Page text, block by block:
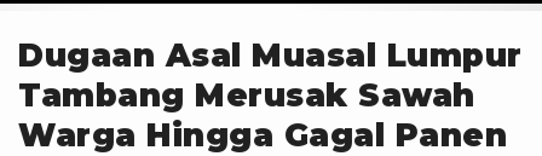
Dugaan Asal Muasal Lumpur
Tambang Merusak Sawah
Warga Hingga Gagal Panen